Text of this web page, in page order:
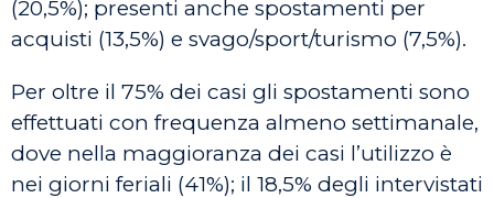
(20,5%); presenti anche spostamenti per
acquisti (13,5%) e svago/sport/turismo (7,5%).
Per oltre il 75% dei casi gli spostamenti sono
effettuati con frequenza almeno settimanale,
dove nella maggioranza dei casi l’utilizzo è
nei giorni feriali (41%); il 18,5% degli intervistati